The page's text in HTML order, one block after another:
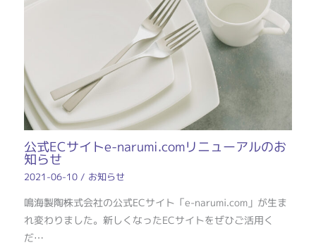
公式ECサイトe-narumi.comリニューアルのお
知らせ
2021-06-10 / お知らせ
鳴海製陶株式会社の公式ECサイト「e-narumi.com」が生ま
れ変わりました。新しくなったECサイトをぜひご活用く
だ…